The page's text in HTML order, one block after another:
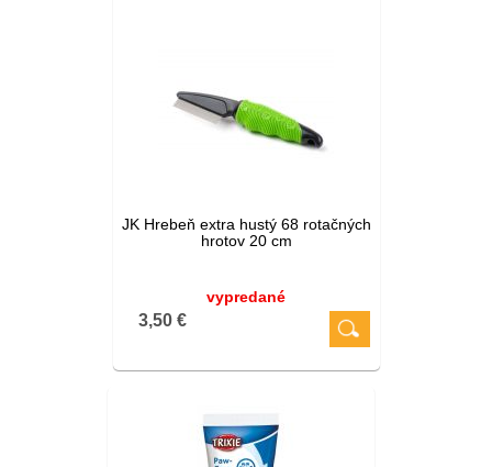
JK Hrebeň extra hustý 68 rotačných
hrotov 20 cm
vypredané
3,50 €